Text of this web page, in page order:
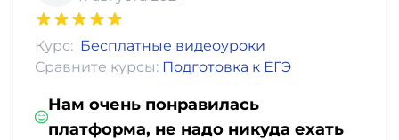
Курс: Бесплатные видеоуроки
Сравните курсы: Подготовка к ЕГЭ
Нам очень понравилась
платформа, не надо никуда ехать
аудио
Маркетинг
Иностранный